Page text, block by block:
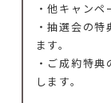
・他キャンペ
・抽選会の
ます。
・ご成約特
します。